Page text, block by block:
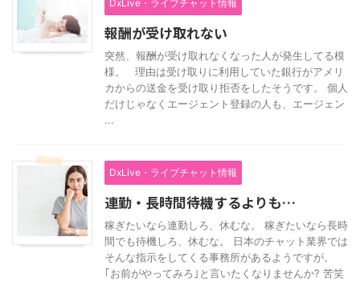
DxLive・ライブチャット情報
報酬が受け取れない
突然、報酬が受け取れなくなった人が発生してる模
様。 理由は受け取りに利用していた銀行がアメリ
カからの送金を受け取り拒否をしたそうです。 個人
だけじゃなくエージェント登録の人も、エージェン
...
DxLive・ライブチャット情報
連勤・長時間待機するよりも…
稼ぎたいなら連勤しろ、休むな。 稼ぎたいなら長時
間でも待機しろ、休むな。 日本のチャット業界では
そんな指示をしてくる事務所があるようですが。
｢お前がやってみろ｣と言いたくなりませんか? 苦笑